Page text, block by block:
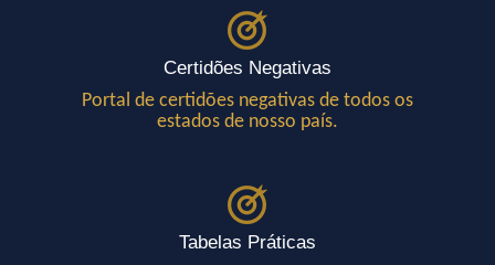
Certidões Negativas
Portal de certidões negativas de todos os
estados de nosso país.
Tabelas Práticas